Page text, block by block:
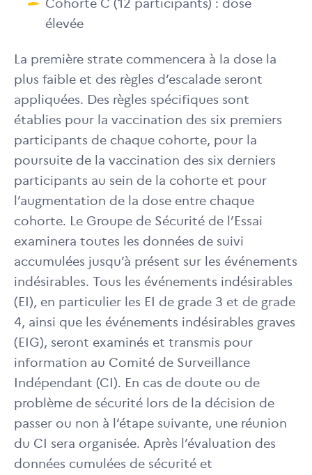
Cohorte C (12 participants) : dose
élevée
La première strate commencera à la dose la
plus faible et des règles d’escalade seront
appliquées. Des règles spécifiques sont
établies pour la vaccination des six premiers
participants de chaque cohorte, pour la
poursuite de la vaccination des six derniers
participants au sein de la cohorte et pour
l’augmentation de la dose entre chaque
cohorte. Le Groupe de Sécurité de l’Essai
examinera toutes les données de suivi
accumulées jusqu’à présent sur les événements
indésirables. Tous les événements indésirables
(EI), en particulier les EI de grade 3 et de grade
4, ainsi que les événements indésirables graves
(EIG), seront examinés et transmis pour
information au Comité de Surveillance
Indépendant (CI). En cas de doute ou de
problème de sécurité lors de la décision de
passer ou non à l’étape suivante, une réunion
du CI sera organisée. Après l’évaluation des
données cumulées de sécurité et